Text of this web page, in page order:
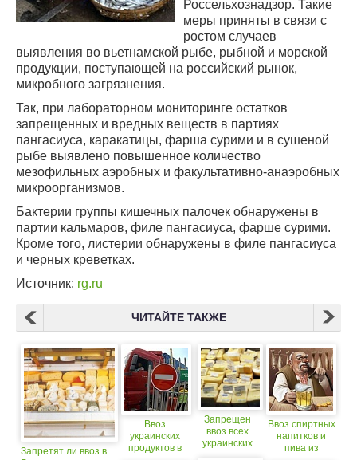
Россельхознадзор. Такие
меры приняты в связи с
ростом случаев
выявления во вьетнамской рыбе, рыбной и морской
продукции, поступающей на российский рынок,
микробного загрязнения.
Так, при лабораторном мониторинге остатков
запрещенных и вредных веществ в партиях
пангасиуса, каракатицы, фарша сурими и в сушеной
рыбе выявлено повышенное количество
мезофильных аэробных и факультативно-анаэробных
микроорганизмов.
Бактерии группы кишечных палочек обнаружены в
партии кальмаров, филе пангасиуса, фарше сурими.
Кроме того, листерии обнаружены в филе пангасиуса
и черных креветках.
Источник: rg.ru
ЧИТАЙТЕ ТАКЖЕ
Запретят ли ввоз в
Ввоз
украинских
продуктов в
Запрещен
ввоз всех
украинских
Ввоз спиртных
напитков и
пива из